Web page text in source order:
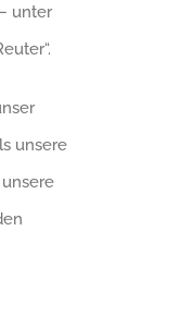
unter
unsere